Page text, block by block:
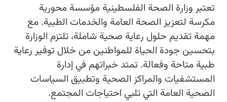
تعتبر وزارة الصحة الفلسطينية مؤسسة محورية
مكرسة لتعزيز الصحة العامة والخدمات الطبية. مع
مهمة تقديم حلول رعاية صحية شاملة، تلتزم الوزارة
بتحسين جودة الحياة للمواطنين من خلال توفير رعاية
طبية متاحة وفعالة. تمتد خبراتهم في إدارة
المستشفيات والمراكز الصحية وتطبيق السياسات
الصحية العامة التي تلبي احتياجات المجتمع.